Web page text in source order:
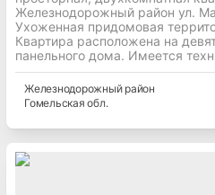
Железнодорожный район ул.
Ухоженная придомовая
Квартира расположена на
панельного дома. Имеется
Железнодорожныйрайон
Гомельская обл.